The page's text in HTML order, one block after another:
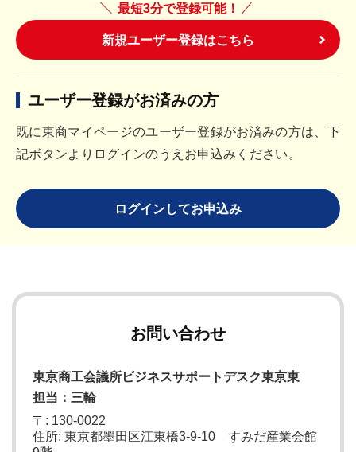
最短3分で登録可能！
新規ユーザー登録はこちら
ユーザー登録がお済みの方
既に東商マイページのユーザー登録がお済みの方は、下
記ボタンよりログインのうえお申込みください。
ログインしてお申込み
お問い合わせ
東京商工会議所ビジネスサポートデスク東京東
担当：三輪
〒: 130-0022
住所: 東京都墨田区江東橋3-9-10 すみだ産業会館